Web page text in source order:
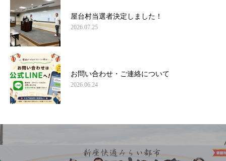
屋台村当選者決定しました！
2026.07.25
お問い合わせ・ご連絡について
2026.06.24